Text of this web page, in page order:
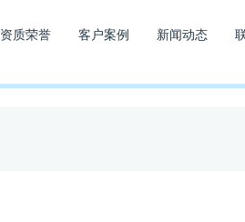
资质荣誉 客户案例 新闻动态